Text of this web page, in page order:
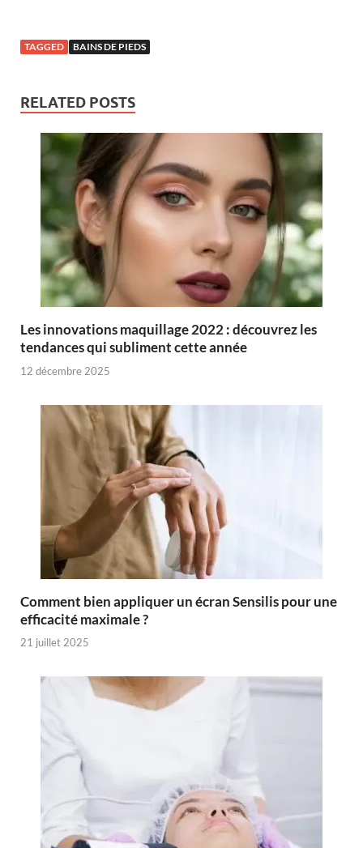
TAGGED BAINS DE PIEDS
RELATED POSTS
Les innovations maquillage 2022 : découvrez les
tendances qui subliment cette année
12 décembre 2025
Comment bien appliquer un écran Sensilis pour une
efficacité maximale ?
21 juillet 2025